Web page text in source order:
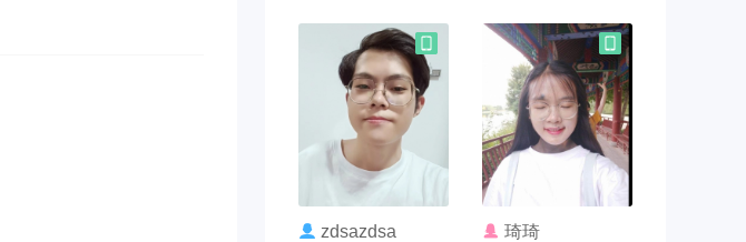
联系TA
zdsazdsa 联系TA
琦琦